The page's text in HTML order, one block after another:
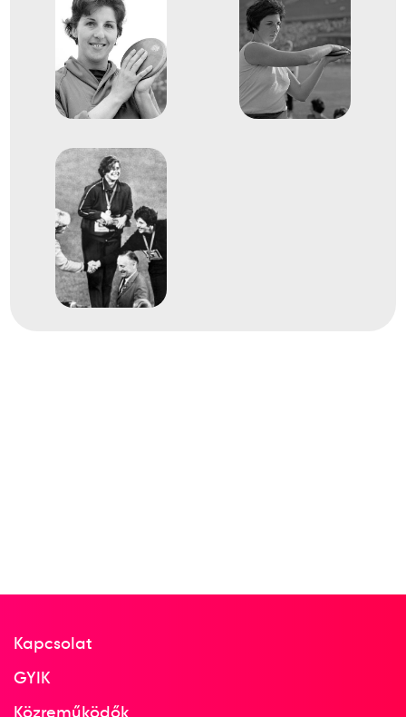
Dobószámok diszkoszvetés 3
1964
XVIII. nyári olimpiai játékok
Kapcsolat
GYIK
Közreműködők